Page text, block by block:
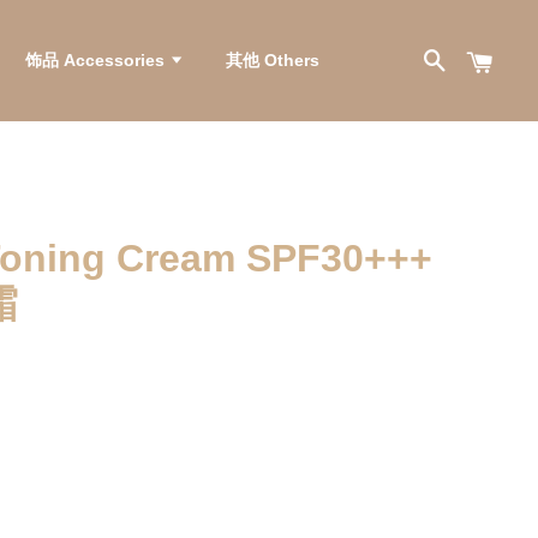
饰品 Accessories 其他 Others
Cream SPF30+++